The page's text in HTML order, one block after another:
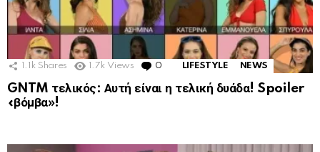
1.1k Shares 1.7k Views 0 Comments
LIFESTYLE NEWS
GNTM τελικός: Αυτή είναι η τελική δυάδα! Spoiler
«βόμβα»!